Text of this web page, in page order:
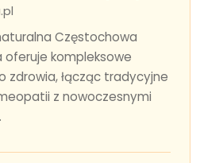
Częstochowa
oferuje kompleksowe
zdrowia, łącząc tradycyjne
z nowoczesnymi